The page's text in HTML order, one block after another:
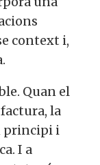
redueix a
han
una
context i,